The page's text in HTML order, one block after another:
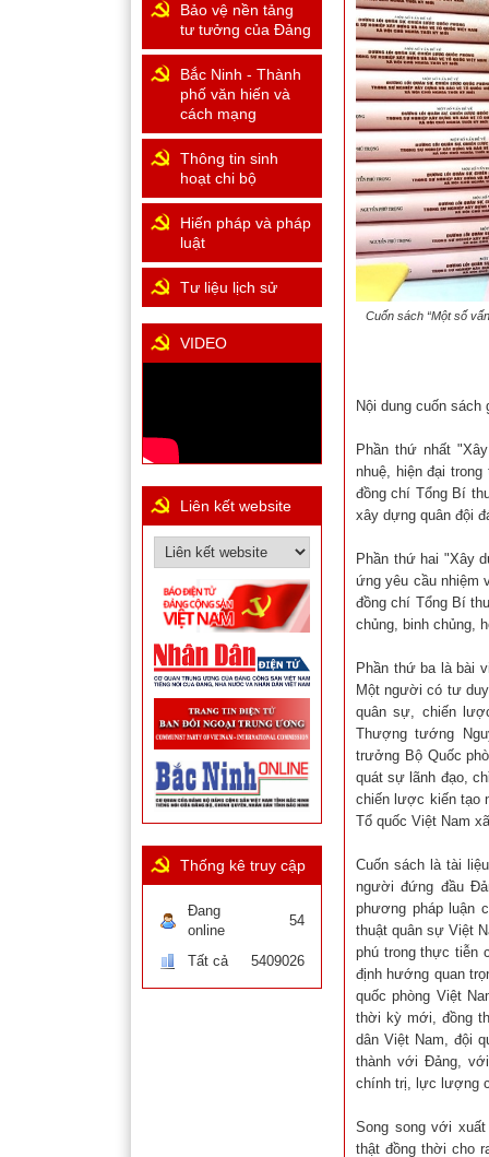
Cuốn sách “Một số
Nội dung cuốn sách
Phần thứ nhất
nhuệ, hiện đại
đồng chí Tổng Bí
xây dựng quân đội
Phần thứ hai "Xây
ứng yêu cầu nhiệm
đồng chí Tổng Bí
chủng, binh chủng,
Phần thứ ba là bài
Một người có tư
quân sự, chiến
Thượng tướng
trưởng Bộ Quốc
quát sự lãnh đạo,
chiến lược kiến tạo
Tổ quốc Việt Nam
Cuốn sách là tài
người đứng đầu
phương pháp luận
thuật quân sự Việt
phú trong thực tiễn
định hướng quan
quốc phòng Việt
thời kỳ mới, đồng
dân Việt Nam, đội
thành với Đảng,
chính trị, lực lượng
Song song với
thật đồng thời cho
Bảo vệ nền tảng
tư tưởng của Đảng
Bắc Ninh - Thành
phố văn hiến và
cách mạng
Thông tin sinh
hoạt chi bộ
Hiến pháp và pháp
luật
Tư liệu lịch sử
VIDEO
Liên kết website
Thống kê truy cập
Đang
online
54
Tất cả 5409026